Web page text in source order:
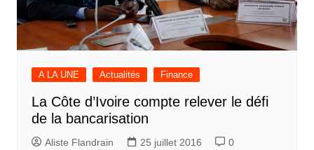
A LA UNE Actualités Finance
La Côte d’Ivoire compte relever le défi
de la bancarisation
Aliste Flandrain 25 juillet 2016 0